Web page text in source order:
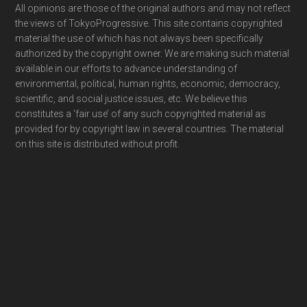
Footer
All opinions are those of the original authors and may not reflect
the views of TokyoProgressive. This site contains copyrighted
material the use of which has not always been specifically
authorized by the copyright owner. We are making such material
available in our efforts to advance understanding of
environmental, political, human rights, economic, democracy,
scientific, and social justice issues, etc. We believe this
constitutes a ‘fair use’ of any such copyrighted material as
provided for by copyright law in several countries. The material
on this site is distributed without profit.